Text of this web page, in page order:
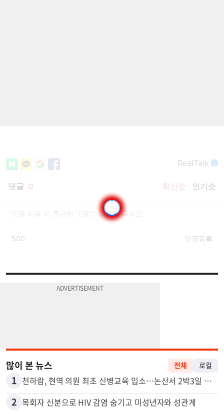
많이 본 뉴스 전체 로컬
1 천하람, 현역 의원 최초 신병교육 입소…논산서 2박3일 생활
2 목회자 신분으로 HIV 감염 숨기고 미성년자와 성관계